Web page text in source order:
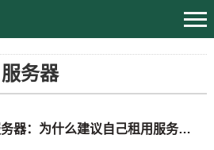
服务器
日本服务器租用奇迹服务器：为什么建议自己租用服务器？